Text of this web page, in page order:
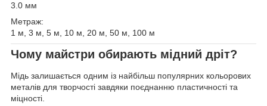
3.0 мм
Метраж:
1 м, 3 м, 5 м, 10 м, 20 м, 50 м, 100 м
Чому майстри обирають мідний дріт?
Мідь залишається одним із найбільш популярних кольорових
металів для творчості завдяки поєднанню пластичності та
міцності.